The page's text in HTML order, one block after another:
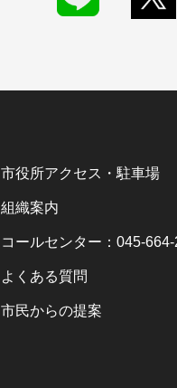
市役所アクセス・駐車場
組織案内
コールセンター：045-
よくある質問
市民からの提案